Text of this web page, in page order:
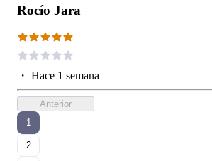
Rocío Jara
・ Hace 1 semana
Anterior
1
2